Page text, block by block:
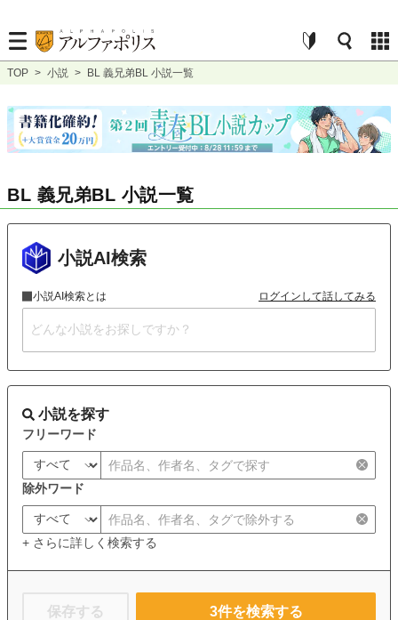
TOP > 小説 > BL 義兄弟BL 小説一覧
BL 義兄弟BL 小説一覧
小説AI検索
小説AI検索とは ログインして話してみる
小説を探す
フリーワード
除外ワード
+ さらに詳しく検索する
保存する 3件を検索する